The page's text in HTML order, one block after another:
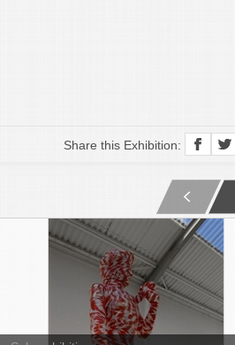
Share this Exhibition: